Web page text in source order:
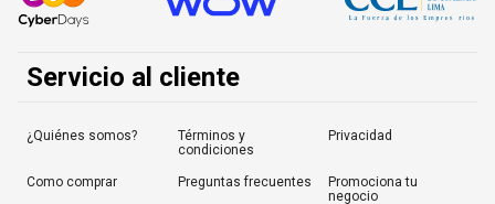
Servicio al cliente
¿Quiénes somos?
Términos y
condiciones
Privacidad
Como comprar Preguntas frecuentes
Promociona tu
negocio